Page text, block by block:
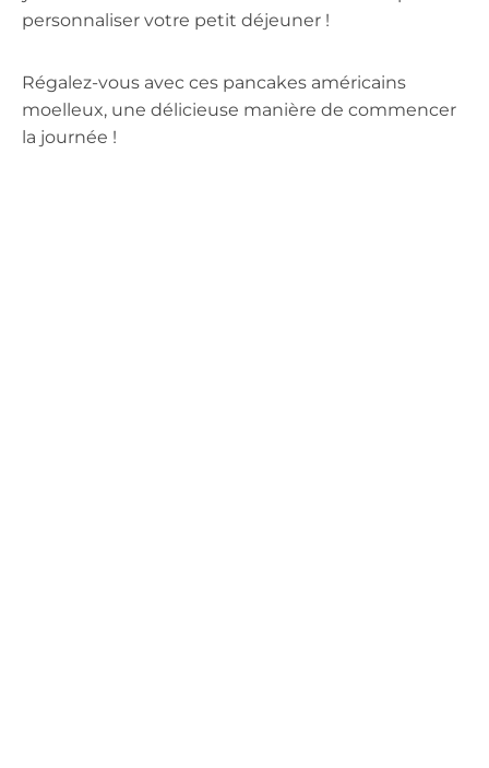
personnaliser votre petit déjeuner !
Régalez-vous avec ces pancakes américains
moelleux, une délicieuse manière de commencer
la journée !